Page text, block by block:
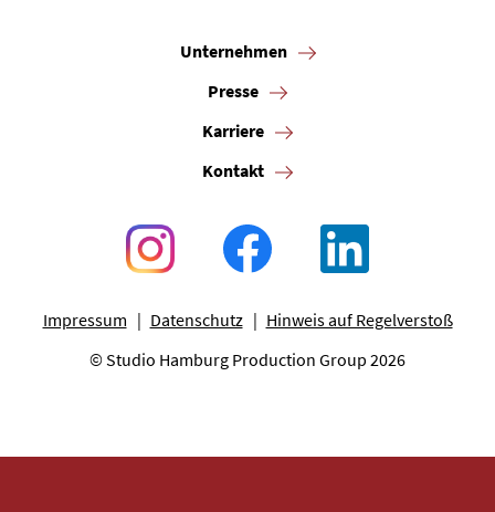
Unternehmen
Presse
Karriere
Kontakt
Impressum Datenschutz
Hinweis auf Regelverstoß
© Studio Hamburg Production Group 2026